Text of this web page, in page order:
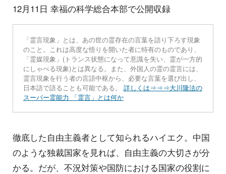
12月11日 幸福の科学総合本部で公開収録
「霊言現象」とは、あの世の霊存在の言葉を語り下ろす現象
のこと。これは高度な悟りを開いた者に特有のものであり、
「霊媒現象」(トランス状態になって意識を失い、霊が一方的
にしゃべる現象)とは異なる。また、外国人の霊の霊言には、
霊言現象を行う者の言語中枢から、必要な言葉を選び出し、
日本語で語ることも可能である。 詳しくは⇒⇒⇒大川隆法の
スーパー霊能力 「霊言」とは何か
徹底した自由主義者として知られるハイエク。中国
のような独裁国家を見れば、自由主義の大切さが分
かる。だが、不況対策や国防における国家の役割に